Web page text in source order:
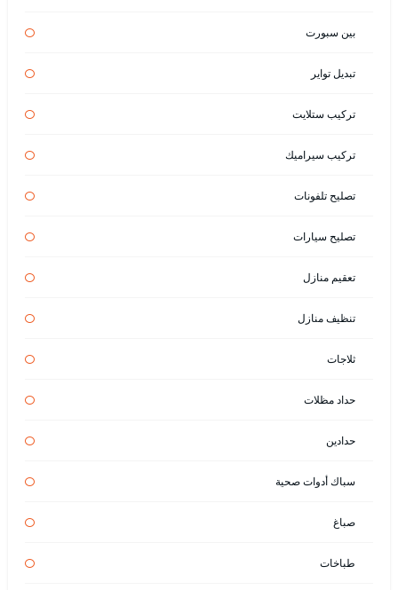
بين سبورت
تبديل تواير
تركيب ستلايت
تركيب سيراميك
تصليح تلفونات
تصليح سيارات
تعقيم منازل
تنظيف منازل
ثلاجات
حداد مظلات
حدادين
سباك أدوات صحية
صباغ
طباخات